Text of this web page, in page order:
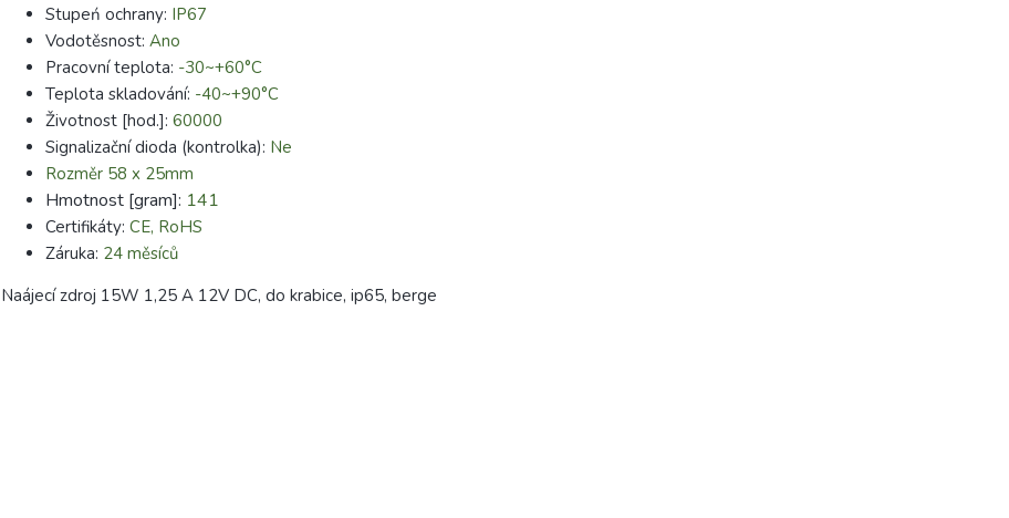
Stupeń ochrany: IP67
Vodotěsnost: Ano
Pracovní teplota: -30~+60°C
Teplota skladování: -40~+90°C
Životnost [hod.]: 60000
Signalizační dioda (kontrolka): Ne
Rozměr 58 x 25mm
Hmotnost [gram]: 141
Certifikáty: CE, RoHS
Záruka: 24 měsíců
Naájecí zdroj 15W 1,25 A 12V DC, do krabice, ip65, berge